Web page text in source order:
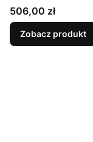
Cena
506,00 zł
Zobacz produkt